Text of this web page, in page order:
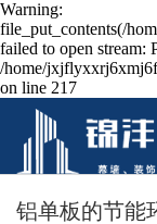
Warning:
file_put_contents(/
failed to open stream:
/home/
on line 217
铝单板的节能